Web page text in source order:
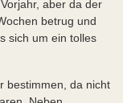
aber da der
betrug und
sich um ein tolles
bestimmen, da nicht